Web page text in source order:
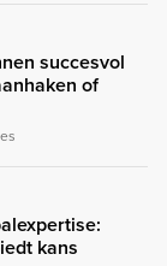
succesvol
of
kans